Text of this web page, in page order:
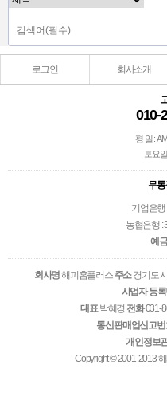
로그인 회사소개
010-
평 일 :
토요
무
기업은행
농협은행 :
예
회사명해피홈플러스 주소경기도
사업자 등
대표 박혜경 전화031-
통신판매업신고
개인정보
Copyright © 2001-2013